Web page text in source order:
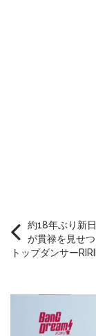
約18年ぶり新
が貫禄を見せ
トップダンサー